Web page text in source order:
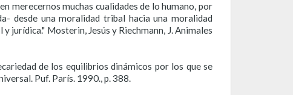
merecernos muchas cualidades de lo humano, por
desde una moralidad tribal hacia una moralidad
jurídica." Mosterin, Jesús y Riechmann, J. Animales
de los equilibrios dinámicos por los que se
Puf. París. 1990., p. 388.